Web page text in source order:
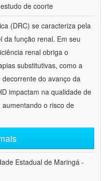
de coorte
(DRC) se caracteriza pela
da função renal. Em seu
renal obriga o
substitutivas, como a
do avanço da
impactam na qualidade de
o risco de
Estadual de Maringá -